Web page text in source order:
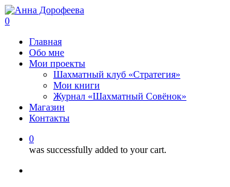
0
Главная
Обо мне
Мои проекты
Шахматный клуб «Стратегия»
Мои книги
Журнал «Шахматный Совёнок»
Магазин
Контакты
0
was successfully added to your cart.